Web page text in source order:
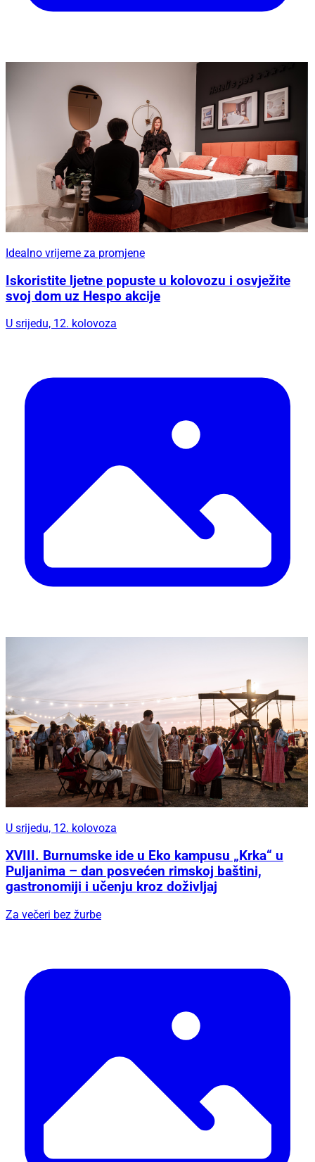
Idealno vrijeme za promjene
Iskoristite ljetne popuste u kolovozu i osvježite
svoj dom uz Hespo akcije
U srijedu, 12. kolovoza
U srijedu, 12. kolovoza
XVIII. Burnumske ide u Eko kampusu „Krka“ u
Puljanima – dan posvećen rimskoj baštini,
gastronomiji i učenju kroz doživljaj
Za večeri bez žurbe